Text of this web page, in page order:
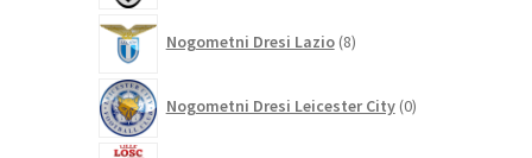
Nogometni Dresi Lazio 8izdelkov
Nogometni Dresi Leicester City 0izdelkov